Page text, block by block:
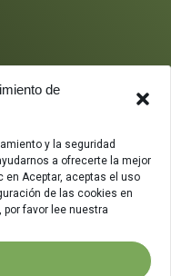
de
y la seguridad
a ofrecerte la mejor
en Aceptar, aceptas el uso
de las cookies en
favor lee nuestra